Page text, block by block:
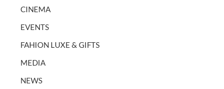
CINEMA
EVENTS
FAHION LUXE & GIFTS
MEDIA
NEWS